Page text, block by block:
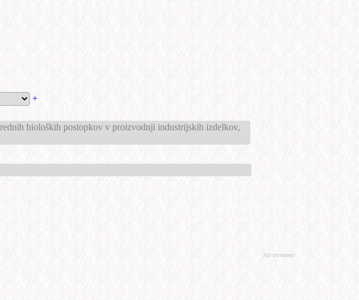
+
bioloških postopkov v proizvodnji industrijskih izdelkov,
Advertisement